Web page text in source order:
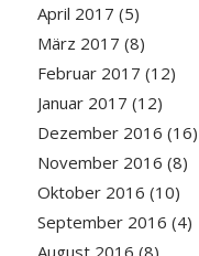
April 2017 (5)
März 2017 (8)
Februar 2017 (12)
Januar 2017 (12)
Dezember 2016 (16)
November 2016 (8)
Oktober 2016 (10)
September 2016 (4)
August 2016 (8)